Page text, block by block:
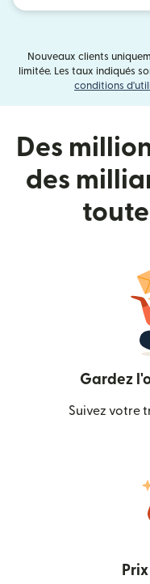
Nouveaux clients
limitée. Les taux indiqués
conditions
Des
des
Gardez
Suivez votre